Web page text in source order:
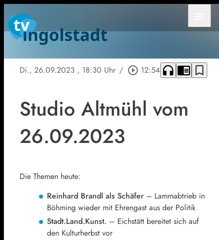
Di., 26.09.2023 , 18:30 Uhr / play_circle_outline 12:54 headphones chrome_reader_mode bookmark_border
Studio Altmühl vom
26.09.2023
Die Themen heute:
Reinhard Brandl als Schäfer – Lammabtrieb in
Böhming wieder mit Ehrengast aus der Politik
Stadt.Land.Kunst. – Eichstätt bereitet sich auf
den Kulturherbst vor